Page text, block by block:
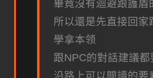
畢竟沒有迴避跟護盾
所以還是先直接回家
學拿本领
跟NPC的對話建議都
沿路上可以閱讀的要